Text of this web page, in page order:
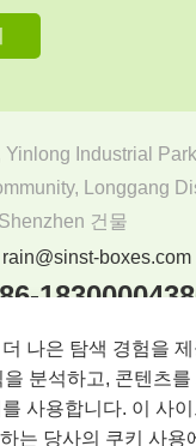
Yinlong Industrial
Longgang
Shenzhen 건물
rain@sinst-boxes.com
Printing and
나은 탐색 경험을
분석하고, 콘텐츠를
사용합니다. 이 사
는 당사의 쿠키 사용